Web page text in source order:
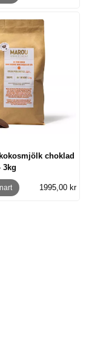
choklad
3kg
1995,00 kr